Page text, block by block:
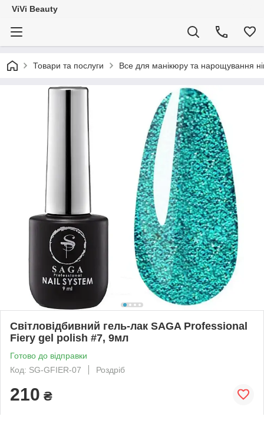
ViVi Beauty
Товари та послуги Все для манікюру та нарощування
Світловідбивний гель-лак SAGA Professional
Fiery gel polish #7, 9мл
Готово до відправки
Код: SG-GFIER-07
Роздріб
210 ₴